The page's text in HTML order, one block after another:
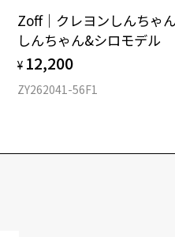
Zoff｜クレヨンしんち
しんちゃん&シロモデル
¥ 12,200
ZY262041-56F1